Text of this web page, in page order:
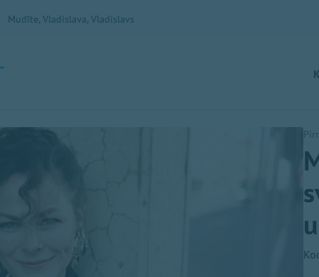
Mudīte, Vladislava, Vladislavs